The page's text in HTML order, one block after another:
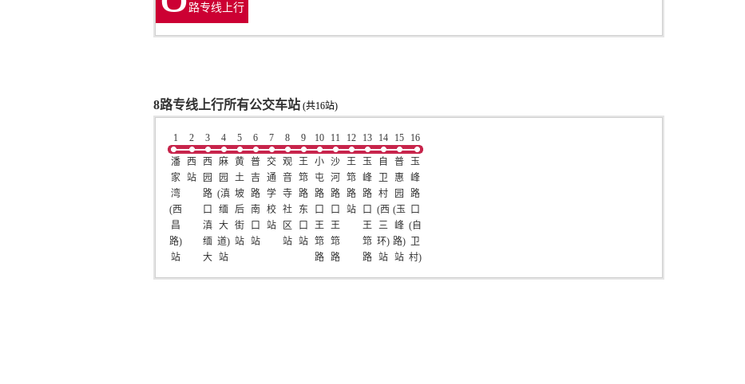
路专线上行
8路专线上行所有公交车站 (共16站)
1
潘
家
湾
(西
昌
路)
站
2
西
站
3
西
园
路
口
滇
缅
大
4
麻
园
(滇
缅
大
道)
站
5
黄
土
坡
后
街
站
6
普
吉
路
南
口
站
7
交
通
学
校
站
8
观
音
寺
社
区
站
9
王
筇
路
东
口
站
10
小
屯
路
口
王
筇
路
11
沙
河
路
口
王
筇
路
12
王
筇
路
站
13
玉
峰
路
口
王
筇
路
14
自
卫
村
(西
三
环)
站
15
普
惠
园
(玉
峰
路)
站
16
玉
峰
路
口
(自
卫
村)